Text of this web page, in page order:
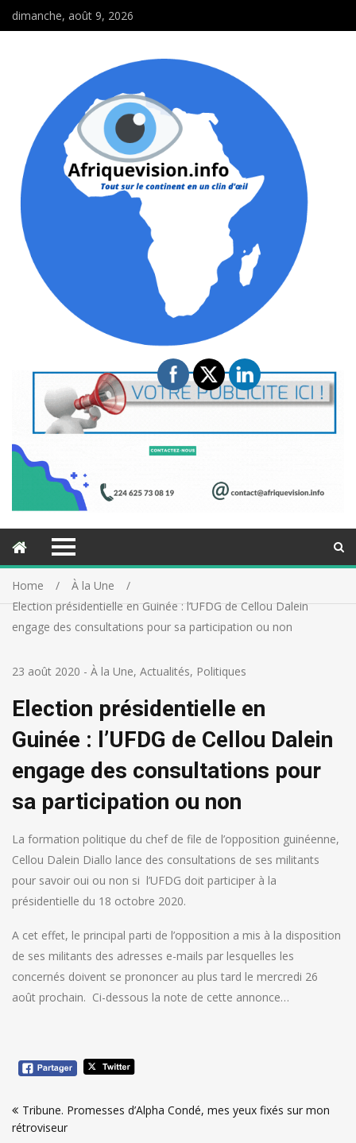
dimanche, août 9, 2026
Home
À la Une
Election présidentielle en Guinée : l’UFDG de Cellou Dalein
engage des consultations pour sa participation ou non
23 août 2020 - À la Une, Actualités, Politiques
Election présidentielle en
Guinée : l’UFDG de Cellou Dalein
engage des consultations pour
sa participation ou non
La formation politique du chef de file de l’opposition guinéenne,
Cellou Dalein Diallo lance des consultations de ses militants
pour savoir oui ou non si l’UFDG doit participer à la
présidentielle du 18 octobre 2020.
A cet effet, le principal parti de l’opposition a mis à la disposition
de ses militants des adresses e-mails par lesquelles les
concernés doivent se prononcer au plus tard le mercredi 26
août prochain. Ci-dessous la note de cette annonce…
deTribune. Promesses d’Alpha Condé, mes yeux fixés sur mon
rétroviseur